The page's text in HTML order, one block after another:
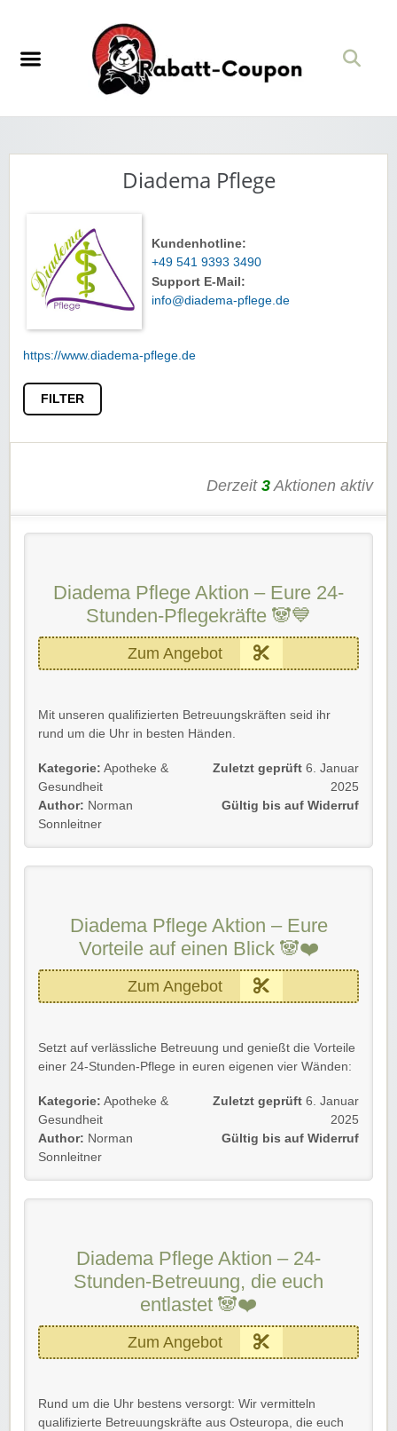
Diadema Pflege
Kundenhotline:
+49 541 9393 3490
Support E-Mail:
info@diadema-pflege.de
https://www.diadema-pflege.de
FILTER
Derzeit 3 Aktionen aktiv
Diadema Pflege Aktion – Eure 24-
Stunden-Pflegekräfte 🐼💙
Zum Angebot
Mit unseren qualifizierten Betreuungskräften seid ihr
rund um die Uhr in besten Händen.
✨Das zeichnet unsere Pflegekräfte aus:
Langjährige Erfahrung
im Pflegebereich
Komplette Grundpflege
Spezialisiert auf:
Alzheimer- und Demenzerkrankungen
Vertraut auf ein Team, das nicht nur professionell,
sondern auch mit Herz für eure Bedürfnisse da ist.
Rabatt-Coupon 🐼 wünscht euch viel Spaß beim
Shoppen, Stöbern & Sparen!
Kategorie: Apotheke &
Gesundheit
Author: Norman
Sonnleitner
Zuletzt geprüft 6. Januar
2025
Gültig bis auf Widerruf
Diadema Pflege Aktion – Eure
Vorteile auf einen Blick 🐼❤️
Zum Angebot
Setzt auf verlässliche Betreuung und genießt die Vorteile
einer 24-Stunden-Pflege in euren eigenen vier Wänden:
💡Eure Vorteile:
Rund-um-die-Uhr Pflege & Betreuung
– Bereits ab
1.690 € monatlich.
Flexibel bleiben– 14-tägiges Kündigungsrecht für
eure Sicherheit.
Immer gut beraten– Persönlicher Ansprechpartner
Steuerlich absetzbar– Spart auch bei der Steuer
durch diese Dienstleistung.
und herzliche Lösung für die Betreuung im eigenen
Zuhause.
Kategorie: Apotheke &
Gesundheit
Author: Norman
Sonnleitner
Zuletzt geprüft 6. Januar
2025
Gültig bis auf Widerruf
Diadema Pflege Aktion – 24-
Stunden-Betreuung, die euch
entlastet 🐼❤️
Zum Angebot
Rund um die Uhr bestens versorgt: Wir vermitteln
qualifizierte Betreuungskräfte aus Osteuropa, die euch